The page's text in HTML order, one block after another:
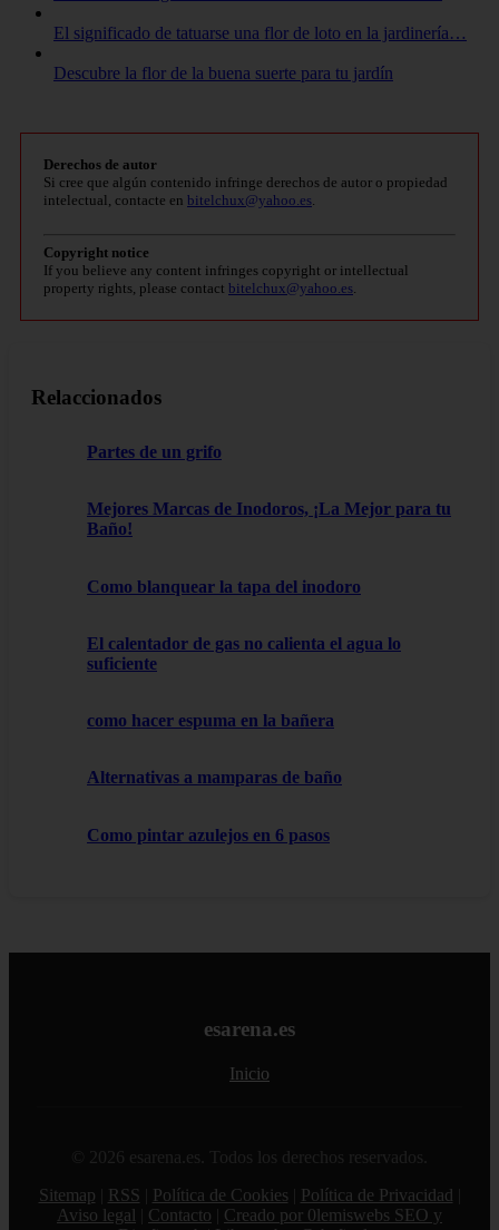
El significado de tatuarse una flor de loto en la jardinería…
Descubre la flor de la buena suerte para tu jardín
Derechos de autor
Si cree que algún contenido infringe derechos de autor o propiedad
intelectual, contacte en bitelchux@yahoo.es
Copyright notice
If you believe any content infringes copyright or intellectual
property rights, please contact bitelchux@yahoo.es
Relaccionados
Partes de un grifo
Mejores Marcas de Inodoros, ¡La Mejor para tu
Baño!
Como blanquear la tapa del inodoro
El calentador de gas no calienta el agua lo
suficiente
como hacer espuma en la bañera
Alternativas a mamparas de baño
Como pintar azulejos en 6 pasos
esarena.es
Inicio
© 2026 esarena.es. Todos los derechos reservados.
Sitemap
RSS Política de Cookies Política de Privacidad
Aviso legal
Contacto
Creado por 0lemiswebs SEO y